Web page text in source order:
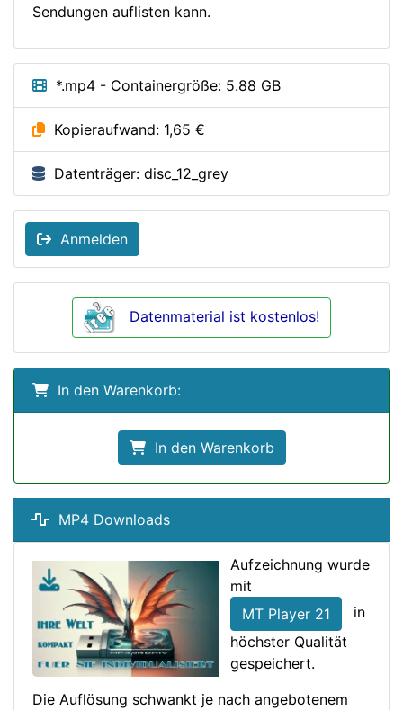
Sendungen auflisten kann.
*.mp4 - Containergröße: 5.88 GB
Kopieraufwand: 1,65 €
Datenträger: disc_12_grey
Anmelden
Datenmaterial ist kostenlos!
In den Warenkorb:
In den Warenkorb
MP4 Downloads
Aufzeichnung wurde
mit
MT Player 21
in
höchster Qualität
gespeichert.
Die Auflösung schwankt je nach angebotenem